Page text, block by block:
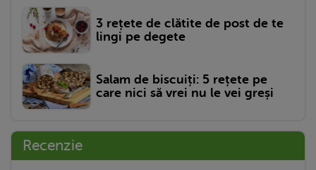
3 rețete de clătite de post de te
lingi pe degete
Salam de biscuiți: 5 rețete pe
care nici să vrei nu le vei greși
Recenzie